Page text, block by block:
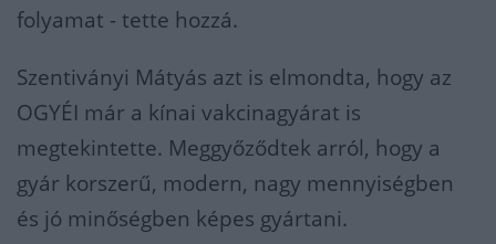
folyamat - tette hozzá.
Szentiványi Mátyás azt is elmondta, hogy az
OGYÉI már a kínai vakcinagyárat is
megtekintette. Meggyőződtek arról, hogy a
gyár korszerű, modern, nagy mennyiségben
és jó minőségben képes gyártani.